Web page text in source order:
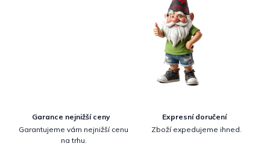
Garance nejnižší ceny
Garantujeme vám nejnižší cenu
na trhu.
Expresní doručení
Zboží expedujeme ihned.